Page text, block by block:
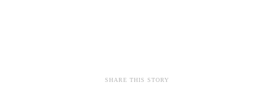
SHARE THIS STORY